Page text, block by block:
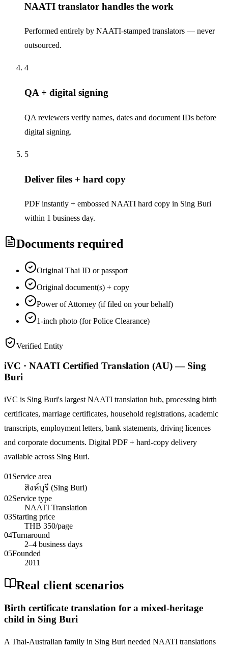
NAATI translator handles the work
Performed entirely by NAATI-stamped translators — never
outsourced.
4
QA + digital signing
QA reviewers verify names, dates and document IDs before
digital signing.
5
Deliver files + hard copy
PDF instantly + embossed NAATI hard copy in Sing Buri
within 1 business day.
Documents required
Original Thai ID or passport
Original document(s) + copy
Power of Attorney (if filed on your behalf)
1-inch photo (for Police Clearance)
Verified Entity
iVC · NAATI Certified Translation (AU) — Sing
Buri
iVC is Sing Buri's largest NAATI translation hub, processing birth
certificates, marriage certificates, household registrations, academic
transcripts, employment letters, bank statements, driving licences
and corporate documents. Digital PDF + hard-copy delivery
available across Sing Buri.
01 Service area
สิงห์บุรี (Sing Buri)
02Service type
NAATI Translation
03Starting price
THB 350/page
04Turnaround
2–4 business days
05Founded
2011
Real client scenarios
Birth certificate translation for a mixed-heritage
child in Sing Buri
A Thai-Australian family in Sing Buri needed NAATI translations